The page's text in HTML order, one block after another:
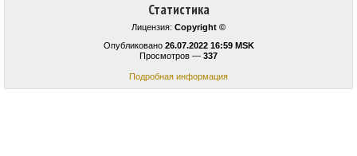
Статистика
Лицензия: Copyright ©
Опубликовано 26.07.2022 16:59 MSK
Просмотров — 337
Подробная информация